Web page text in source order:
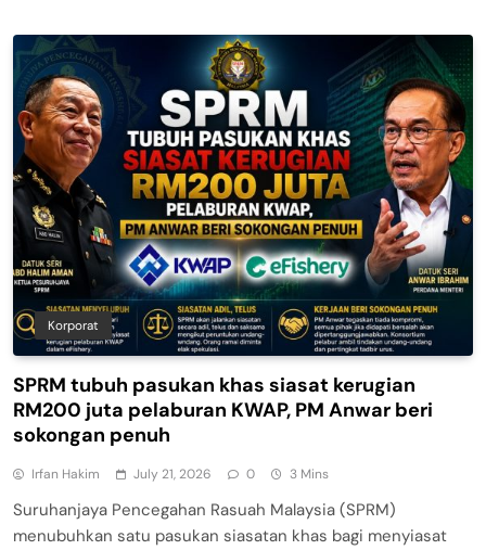
Korporat
SPRM tubuh pasukan khas siasat kerugian
RM200 juta pelaburan KWAP, PM Anwar beri
sokongan penuh
Irfan Hakim July 21, 2026 0 3 Mins
Suruhanjaya Pencegahan Rasuah Malaysia (SPRM)
menubuhkan satu pasukan siasatan khas bagi menyiasat